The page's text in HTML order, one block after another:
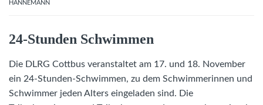
HANNEMANN
24-Stunden Schwimmen
Die DLRG Cottbus veranstaltet am 17. und 18. November
ein 24-Stunden-Schwimmen, zu dem Schwimmerinnen und
Schwimmer jeden Alters eingeladen sind. Die